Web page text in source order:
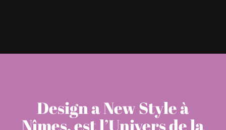
Design a New Style à
Nîmes, est l’Univers de la